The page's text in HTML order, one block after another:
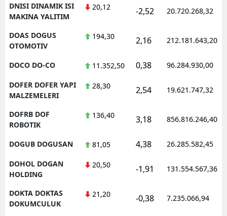
DNISI DINAMIK ISI
MAKINA YALITIM
20,12 -2,52 20.720.268,32
DOAS DOGUS
OTOMOTIV
194,30 2,16 212.181.643,20
DOCO DO-CO 11.352,50 0,38 96.284.930,00
DOFER DOFER YAPI
MALZEMELERI
28,30 2,54 19.621.747,32
DOFRB DOF
ROBOTIK
136,40 3,18 856.816.246,40
DOGUB DOGUSAN 81,05 4,38 26.285.582,45
DOHOL DOGAN
HOLDING
20,50 -1,91 131.554.567,36
DOKTA DOKTAS
DOKUMCULUK
21,20 -0,38 7.235.066,94